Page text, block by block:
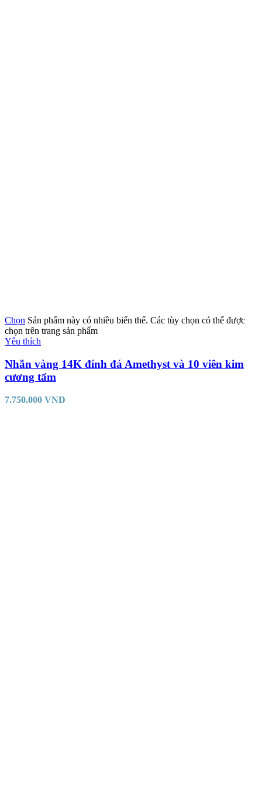
Chọn Sản phẩm này có nhiều biến thể. Các tùy chọn có thể được
chọn trên trang sản phẩm
Yêu thích
Nhẫn vàng 14K đính đá Amethyst và 10 viên kim
cương tấm
7.750.000 VND